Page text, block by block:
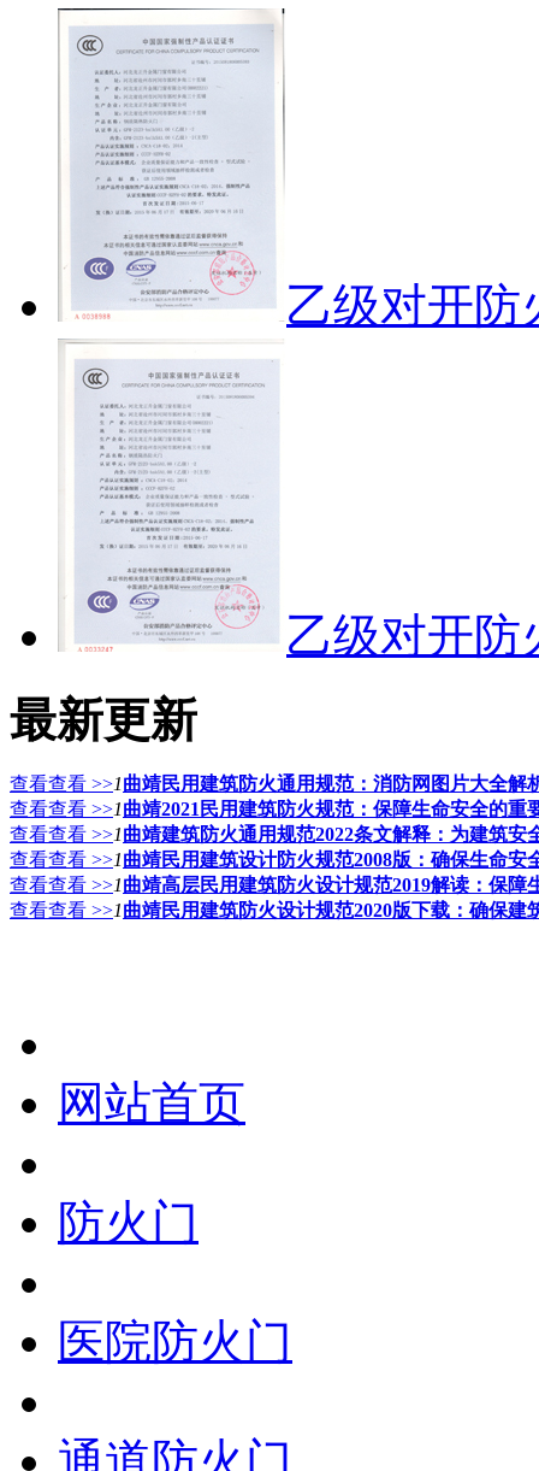
乙级对开防
乙级对开防
最新更新
查看查看 >>1曲靖民用建筑防火通用规范：消防网图片大全解
查看查看 >>1曲靖2021民用建筑防火规范：保障生命安全的重
查看查看 >>1曲靖建筑防火通用规范2022条文解释：为建筑安
查看查看 >>1曲靖民用建筑设计防火规范2008版：确保生命安
查看查看 >>1曲靖高层民用建筑防火设计规范2019解读：保障
查看查看 >>1曲靖民用建筑防火设计规范2020版下载：确保建
网站首页
防火门
医院防火门
通道防火门